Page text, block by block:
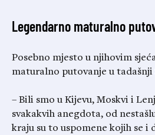
Legendarno maturalno
Posebno mjesto u njihovim
maturalno putovanje u tadašnji
– Bili smo u Kijevu, Moskvi i
svakakvih anegdota, od
kraju su to uspomene kojih se i